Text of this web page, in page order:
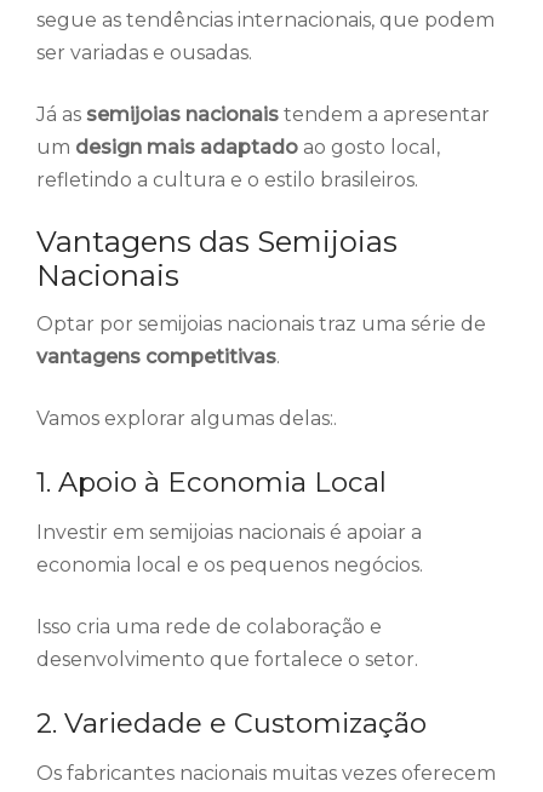
segue as tendências internacionais, que podem
ser variadas e ousadas.
Já as semijoias nacionais tendem a apresentar
um design mais adaptado ao gosto local,
refletindo a cultura e o estilo brasileiros.
Vantagens das Semijoias
Nacionais
Optar por semijoias nacionais traz uma série de
vantagens competitivas.
Vamos explorar algumas delas:.
1. Apoio à Economia Local
Investir em semijoias nacionais é apoiar a
economia local e os pequenos negócios.
Isso cria uma rede de colaboração e
desenvolvimento que fortalece o setor.
2. Variedade e Customização
Os fabricantes nacionais muitas vezes oferecem